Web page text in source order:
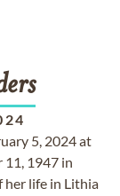
5, 2024 at
11, 1947 in
her life in Lithia